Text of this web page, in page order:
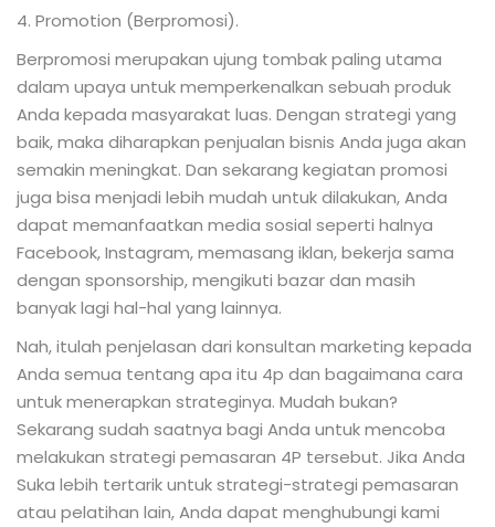
4. Promotion (Berpromosi).
Berpromosi merupakan ujung tombak paling utama
dalam upaya untuk memperkenalkan sebuah produk
Anda kepada masyarakat luas. Dengan strategi yang
baik, maka diharapkan penjualan bisnis Anda juga akan
semakin meningkat. Dan sekarang kegiatan promosi
juga bisa menjadi lebih mudah untuk dilakukan, Anda
dapat memanfaatkan media sosial seperti halnya
Facebook, Instagram, memasang iklan, bekerja sama
dengan sponsorship, mengikuti bazar dan masih
banyak lagi hal-hal yang lainnya.
Nah, itulah penjelasan dari konsultan marketing kepada
Anda semua tentang apa itu 4p dan bagaimana cara
untuk menerapkan strateginya. Mudah bukan?
Sekarang sudah saatnya bagi Anda untuk mencoba
melakukan strategi pemasaran 4P tersebut. Jika Anda
Suka lebih tertarik untuk strategi-strategi pemasaran
atau pelatihan lain, Anda dapat menghubungi kami